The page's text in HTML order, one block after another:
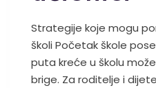
Strategije koje mogu
školi Početak škole
puta kreće u školu
brige. Za roditelje i